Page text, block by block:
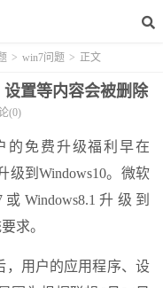
> win7问题 > 正文
置等内容会被删除
(0)
的免费升级福利早在
级到Windows10。微软
Windows8.1升级到
求。
，用户的应用程序、设